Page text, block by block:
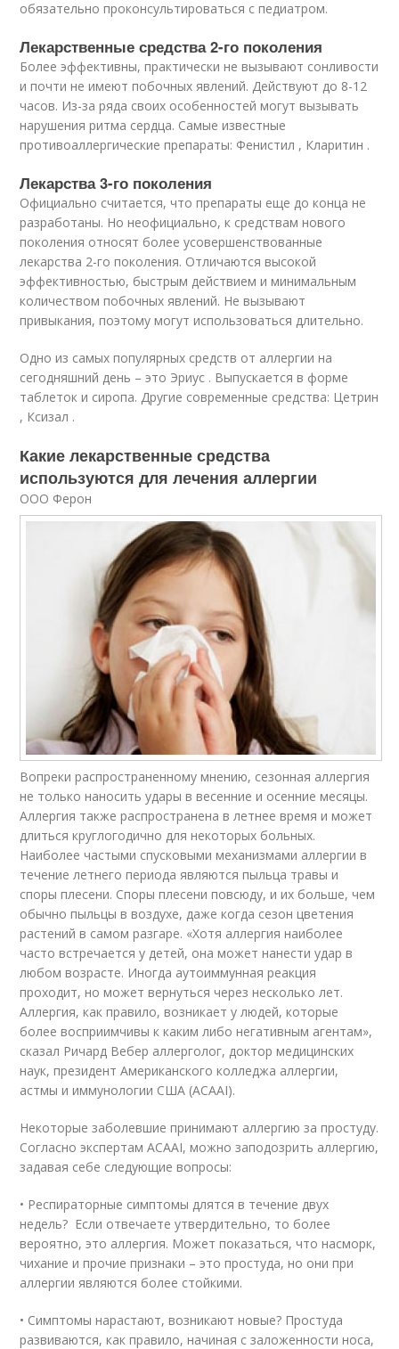
обязательно проконсультироваться с педиатром.
Лекарственные средства 2-го поколения
Более эффективны, практически не вызывают сонливости
и почти не имеют побочных явлений. Действуют до 8-12
часов. Из-за ряда своих особенностей могут вызывать
нарушения ритма сердца. Самые известные
противоаллергические препараты: Фенистил , Кларитин .
Лекарства 3-го поколения
Официально считается, что препараты еще до конца не
разработаны. Но неофициально, к средствам нового
поколения относят более усовершенствованные
лекарства 2-го поколения. Отличаются высокой
эффективностью, быстрым действием и минимальным
количеством побочных явлений. Не вызывают
привыкания, поэтому могут использоваться длительно.
Одно из самых популярных средств от аллергии на
сегодняшний день – это Эриус . Выпускается в форме
таблеток и сиропа. Другие современные средства: Цетрин
, Ксизал .
Какие лекарственные средства
используются для лечения аллергии
ООО Ферон
Вопреки распространенному мнению, сезонная аллергия
не только наносить удары в весенние и осенние месяцы.
Аллергия также распространена в летнее время и может
длиться круглогодично для некоторых больных.
Наиболее частыми спусковыми механизмами аллергии в
течение летнего периода являются пыльца травы и
споры плесени. Споры плесени повсюду, и их больше, чем
обычно пыльцы в воздухе, даже когда сезон цветения
растений в самом разгаре. «Хотя аллергия наиболее
часто встречается у детей, она может нанести удар в
любом возрасте. Иногда аутоиммунная реакция
проходит, но может вернуться через несколько лет.
Аллергия, как правило, возникает у людей, которые
более восприимчивы к каким либо негативным агентам»,
сказал Ричард Вебер аллерголог, доктор медицинских
наук, президент Американского колледжа аллергии,
астмы и иммунологии США (ACAAI).
Некоторые заболевшие принимают аллергию за простуду.
Согласно экспертам ACAAI, можно заподозрить аллергию,
задавая себе следующие вопросы:
• Респираторные симптомы длятся в течение двух
недель? Если отвечаете утвердительно, то более
вероятно, это аллергия. Может показаться, что насморк,
чихание и прочие признаки – это простуда, но они при
аллергии являются более стойкими.
• Симптомы нарастают, возникают новые? Простуда
развиваются, как правило, начиная с заложенности носа,